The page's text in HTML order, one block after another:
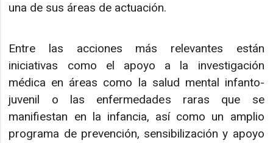
una de sus áreas de actuación.
Entre las acciones más relevantes están
iniciativas como el apoyo a la investigación
médica en áreas como la salud mental infanto-
juvenil o las enfermedades raras que se
manifiestan en la infancia, así como un amplio
programa de prevención, sensibilización y apoyo